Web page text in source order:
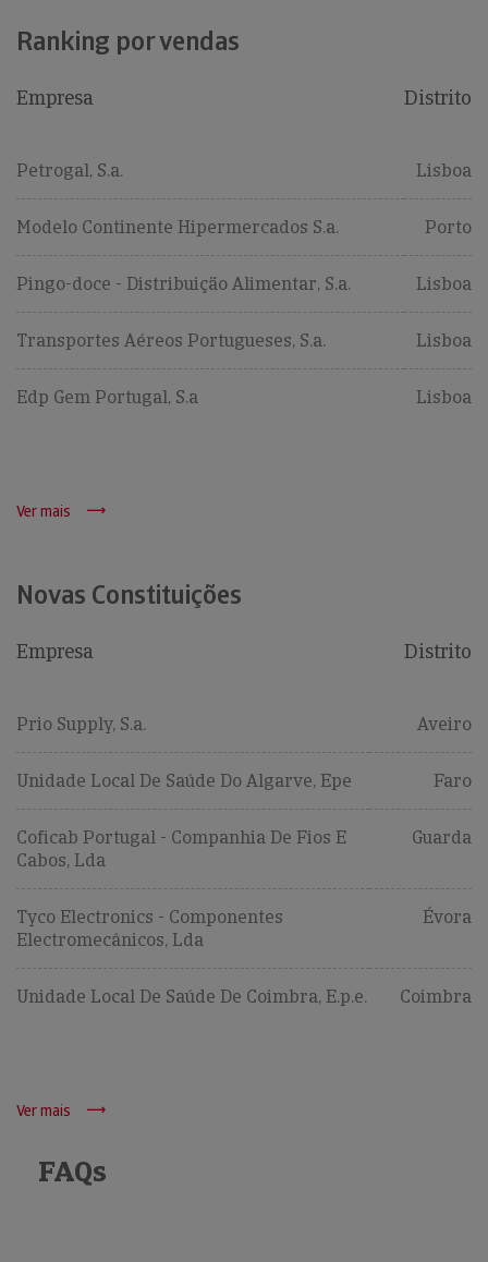
Ranking por vendas
Empresa Distrito
Petrogal, S.a. Lisboa
Modelo Continente Hipermercados S.a. Porto
Pingo-doce - Distribuição Alimentar, S.a. Lisboa
Transportes Aéreos Portugueses, S.a. Lisboa
Edp Gem Portugal, S.a Lisboa
Ver mais
Novas Constituições
Empresa Distrito
Prio Supply, S.a. Aveiro
Unidade Local De Saúde Do Algarve, Epe Faro
Coficab Portugal - Companhia De Fios E
Cabos, Lda
Guarda
Tyco Electronics - Componentes
Electromecânicos, Lda
Évora
Unidade Local De Saúde De Coimbra, E.p.e. Coimbra
Ver mais
FAQs